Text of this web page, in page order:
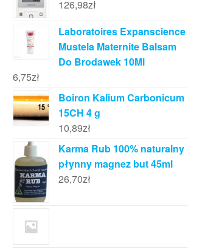
126,98zł
Laboratoires Expanscience
Mustela Maternite Balsam
Do Brodawek 10Ml
6,75zł
Boiron Kalium Carbonicum
15CH 4 g
10,89zł
Karma Rub 100% naturalny
płynny magnez but 45ml
26,70zł